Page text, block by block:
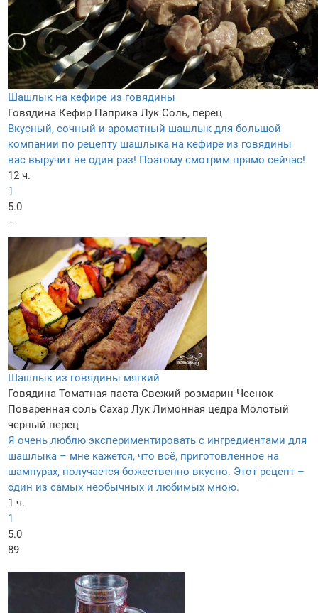
Шашлык на кефире из говядины
Говядина Кефир Паприка Лук Соль, перец
Вкусный, сочный и ароматный шашлык для большой
компании по рецепту шашлыка на кефире из говядины
вас выручит не один раз! Поэтому смотрим прямо сейчас!
12 ч.
1
5.0
–
Шашлык из говядины мягкий
Говядина Томатная паста Свежий розмарин Чеснок
Поваренная соль Сахар Лук Лимонная цедра Молотый
черный перец
Я очень люблю экспериментировать с ингредиентами для
шашлыка – мне кажется, что всё, приготовленное на
шампурах, получается божественно вкусно. Этот рецепт –
один из самых необычных и любимых мною.
1 ч.
1
5.0
89